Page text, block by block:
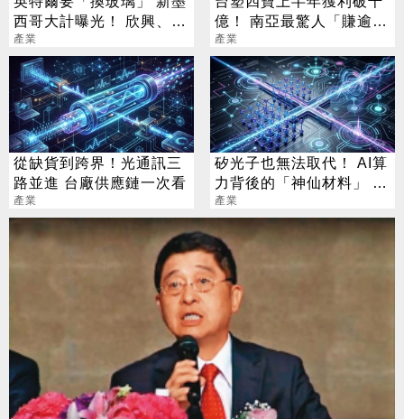
西哥大計曝光！ 欣興、宸
鴻已全面卡位
產業
億！ 南亞最驚人「賺逾半
個股本」
產業
從缺貨到跨界！光通訊三
路並進 台廠供應鏈一次看
產業
矽光子也無法取代！ AI算
力背後的「神仙材料」 這
幾家默默爆賺
產業